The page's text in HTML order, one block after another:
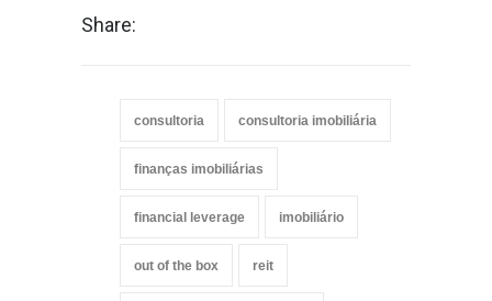
Share:
consultoria consultoria imobiliária
finanças imobiliárias
financial leverage imobiliário
out of the box reit